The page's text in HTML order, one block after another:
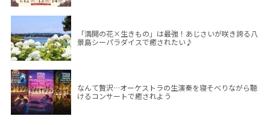
「満開の花×生きもの」は最強！あじさいが咲き誇る八
景島シーパラダイスで癒されたい♪
なんて贅沢…オーケストラの生演奏を寝そべりながら聴
けるコンサートで癒されよう